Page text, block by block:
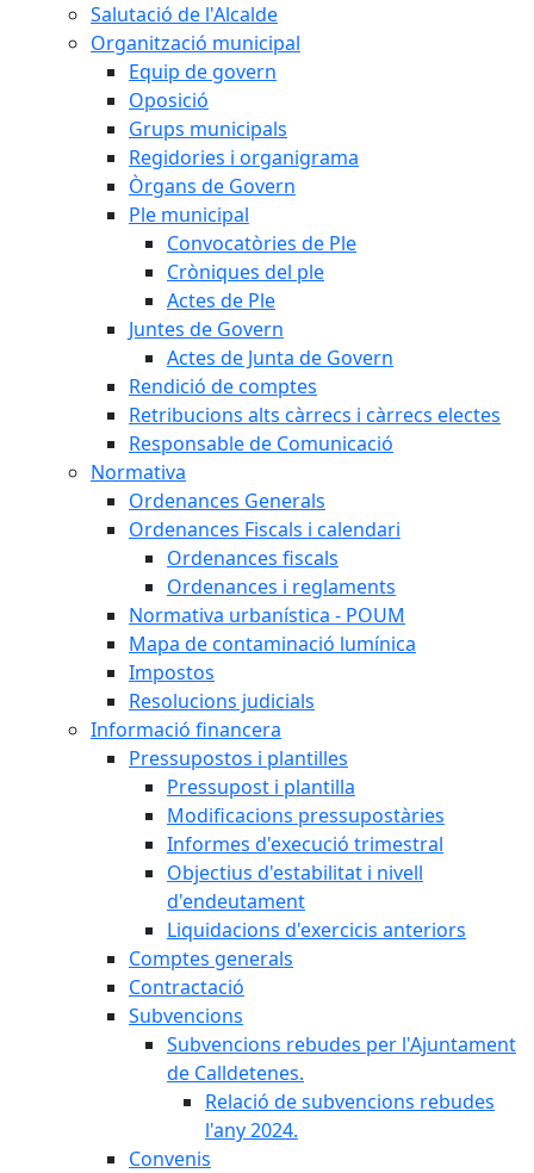
Salutació de l'Alcalde
Organització municipal
Equip de govern
Oposició
Grups municipals
Regidories i organigrama
Òrgans de Govern
Ple municipal
Convocatòries de Ple
Cròniques del ple
Actes de Ple
Juntes de Govern
Actes de Junta de Govern
Rendició de comptes
Retribucions alts càrrecs i càrrecs electes
Responsable de Comunicació
Normativa
Ordenances Generals
Ordenances Fiscals i calendari
Ordenances fiscals
Ordenances i reglaments
Normativa urbanística - POUM
Mapa de contaminació lumínica
Impostos
Resolucions judicials
Informació financera
Pressupostos i plantilles
Pressupost i plantilla
Modificacions pressupostàries
Informes d'execució trimestral
Objectius d'estabilitat i nivell
d'endeutament
Liquidacions d'exercicis anteriors
Comptes generals
Contractació
Subvencions
Subvencions rebudes per l'Ajuntament
de Calldetenes.
Relació de subvencions rebudes
l'any 2024.
Convenis